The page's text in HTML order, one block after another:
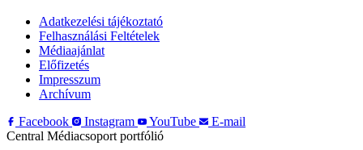
Adatkezelési tájékoztató
Felhasználási Feltételek
Médiaajánlat
Előfizetés
Impresszum
Archívum
Facebook
Instagram YouTube
E-mail
Central Médiacsoport portfólió